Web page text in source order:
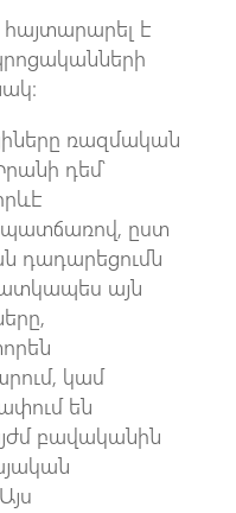
հայտարարել է
ռազմական
դեմ՝
պատճառով, ըստ
դադարեցումն
այն
կամ
են
բավականին